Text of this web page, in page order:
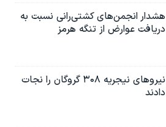
هشدار انجمن‌های کشتی‌رانی نسبت به
دریافت عوارض از تنگه هرمز
نیروهای نیجریه‌ ۳۰۸ گروگان را نجات
دادند